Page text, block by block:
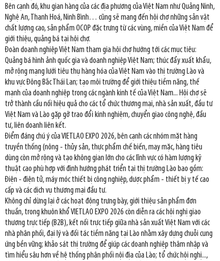
Bên cạnh đó, khu gian hàng của các địa phương của Việt Nam như Quảng Ninh,
Nghệ An, Thanh Hoá, Ninh Bình… cũng sẽ mang đến hội chợ những sản vật
chất lượng cao, sản phẩm OCOP đặc trưng từ các vùng, miền của Việt Nam để
giới thiệu, quảng bá tại hội chợ.
Đoàn doanh nghiệp Việt Nam tham gia hội chợ hướng tới các mục tiêu:
Quảng bá hình ảnh quốc gia và doanh nghiệp Việt Nam; thúc đẩy xuất khẩu,
mở rộng mạng lưới tiêu thụ hàng hóa của Việt Nam vào thị trường Lào và
khu vực Đông Bắc Thái Lan; tạo môi trường để giới thiệu tiềm năng, thế
mạnh của doanh nghiệp trong các ngành kinh tế của Việt Nam... Hội chợ sẽ
trở thành cầu nối hiệu quả cho các tổ chức thương mại, nhà sản xuất, đầu tư
Việt Nam và Lào gặp gỡ trao đổi kinh nghiệm, chuyển giao công nghệ, đầu
tư, liên doanh liên kết.
Điểm đáng chú ý của VIETLAO EXPO 2026, bên cạnh các nhóm mặt hàng
truyền thống (nông - thủy sản, thực phẩm chế biến, may mặc, hàng tiêu
dùng còn mở rộng và tạo không gian lớn cho các lĩnh vực có hàm lượng kỹ
thuật cao phù hợp với định hướng phát triển tại thị trường Lào bao gồm:
Điện - điện tử, máy móc thiết bị công nghiệp, dược phẩm - thiết bị y tế cao
cấp và các dịch vụ thương mại đầu tư.
Không chỉ dừng lại ở các hoạt động trưng bày, giới thiệu sản phẩm đơn
thuần, trong khuôn khổ VIETLAO EXPO 2026 còn diễn ra các hội nghị giao
thương trực tiếp (B2B), kết nối trực tiếp giữa nhà sản xuất Việt Nam với các
nhà phân phối, đại lý và đối tác tiềm năng tại Lào nhằm xây dựng chuỗi cung
ứng bền vững; khảo sát thị trường để giúp các doanh nghiệp thâm nhập và
tìm hiểu sâu hơn về hệ thống phân phối nội địa của Lào; tổ chức hội nghị...,